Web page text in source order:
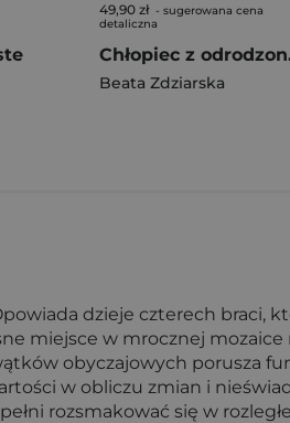
49,90 zł - sugerowana cena
detaliczna
Beata Zdziarska
dzieje czterech braci,
miejsce w mrocznej
obyczajowych porusza
w obliczu zmian i
rozsmakować się w